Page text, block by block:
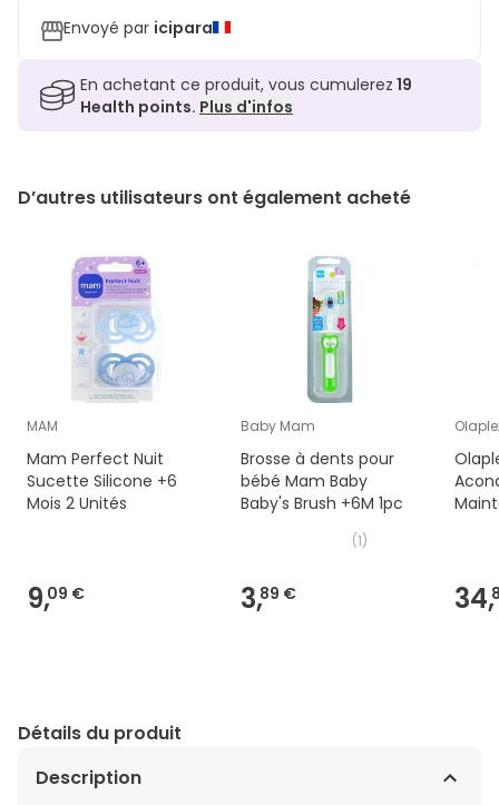
Envoyé par icipara
En achetant ce produit, vous cumulerez 19
Health points. Plus d'infos
D’autres utilisateurs ont également acheté
MAM
Mam Perfect Nuit
Sucette Silicone +6
Mois 2 Unités
9,09 €
Baby Mam
Brosse à dents pour
bébé Mam Baby
Baby's Brush +6M 1pc
(1)
3,89 € 34,
Détails du produit
Description